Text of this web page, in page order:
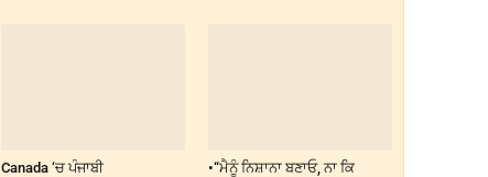
Canada ‘ਚ ਪੰਜਾਬੀ
•“ਮੈਨੂੰ ਨਿਸ਼ਾਨਾ ਬਣਾਓ, ਨਾ ਕਿ